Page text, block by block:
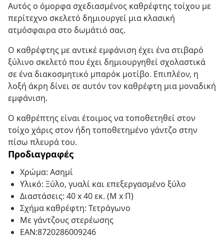
Αυτός ο όμορφα σχεδιασμένος καθρέφτης τοίχου με
περίτεχνο σκελετό δημιουργεί μια κλασική
ατμόσφαιρα στο δωμάτιό σας.
Ο καθρέφτης με αντικέ εμφάνιση έχει ένα στιβαρό
ξύλινο σκελετό που έχει δημιουργηθεί σχολαστικά
σε ένα διακοσμητικό μπαρόκ μοτίβο. Επιπλέον, η
λοξή άκρη δίνει σε αυτόν τον καθρέφτη μια μοναδική
εμφάνιση.
Ο καθρέπτης είναι έτοιμος να τοποθετηθεί στον
τοίχο χάρις στον ήδη τοποθετημένο γάντζο στην
πίσω πλευρά του.
Προδιαγραφές
Χρώμα: Ασημί
Υλικό: Ξύλο, γυαλί και επεξεργασμένο ξύλο
Διαστάσεις: 40 x 40 εκ. (Μ x Π)
Σχήμα καθρέφτη: Τετράγωνο
Με γάντζους στερέωσης
EAN:8720286009246